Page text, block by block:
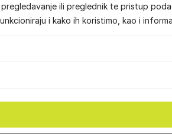
ili preglednik te pristup
i kako ih koristimo, kao i